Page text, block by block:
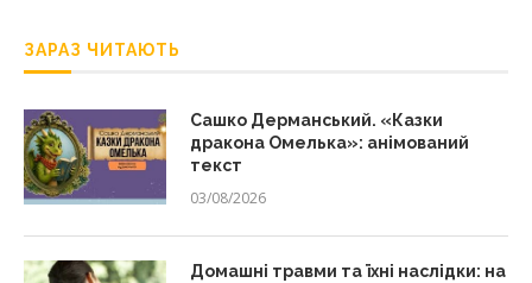
ЗАРАЗ ЧИТАЮТЬ
Сашко Дерманський. «Казки
дракона Омелька»: анімований
текст
03/08/2026
Домашні травми та їхні наслідки: на